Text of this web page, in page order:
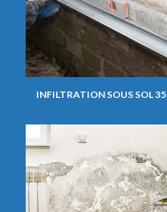
INFILTRATION SOUS SOL 35